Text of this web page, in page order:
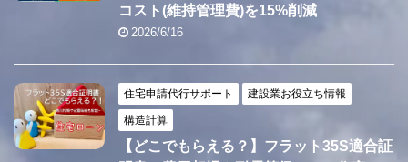
コスト(維持管理費)を15%削減
2026/6/16
住宅申請代行サポート 建設業お役立ち情報
構造計算
【どこでもらえる？】フラット35S適合証